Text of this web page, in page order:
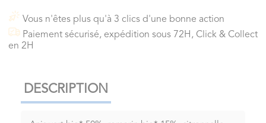
Vous n'êtes plus qu'à 3 clics d'une bonne action
Paiement sécurisé, expédition sous 72H, Click & Collect
en 2H
DESCRIPTION